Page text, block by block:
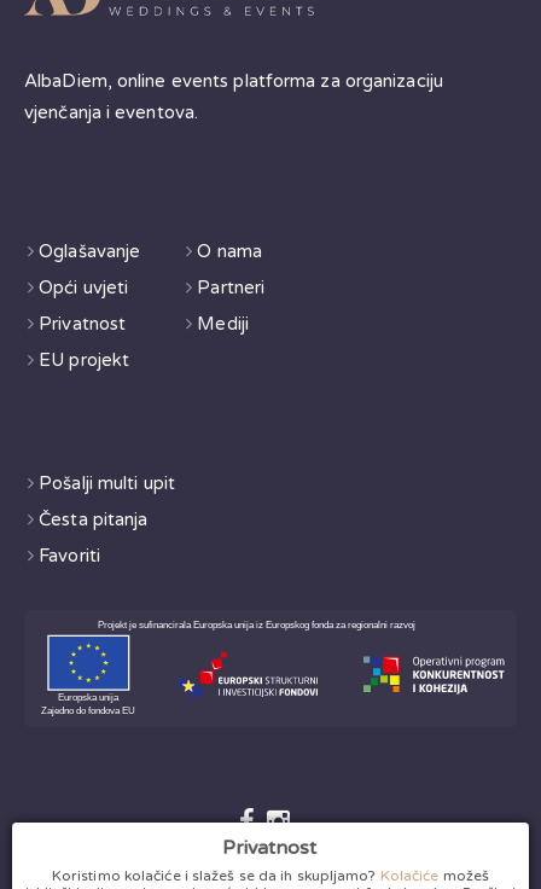
AlbaDiem, online events platforma za organizaciju
vjenčanja i eventova.
Oglašavanje
Opći uvjeti
Privatnost
EU projekt
O nama
Partneri
Mediji
Pošalji multi upit
Česta pitanja
Favoriti
Privatnost
Koristimo kolačiće i slažeš se da ih skupljamo? Kolačiće možeš